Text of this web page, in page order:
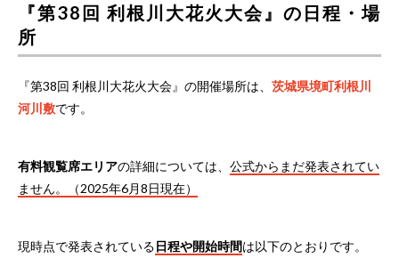
『第38回 利根川大花火大会』の日程・場
所
『第38回 利根川大花火大会』の開催場所は、 茨城県境町利根川
河川敷です。
有料観覧席エリアの詳細については、 公式からまだ発表されてい
ません。（2025年6月8日現在）
現時点で発表されている日程や開始時間は以下のとおりです。